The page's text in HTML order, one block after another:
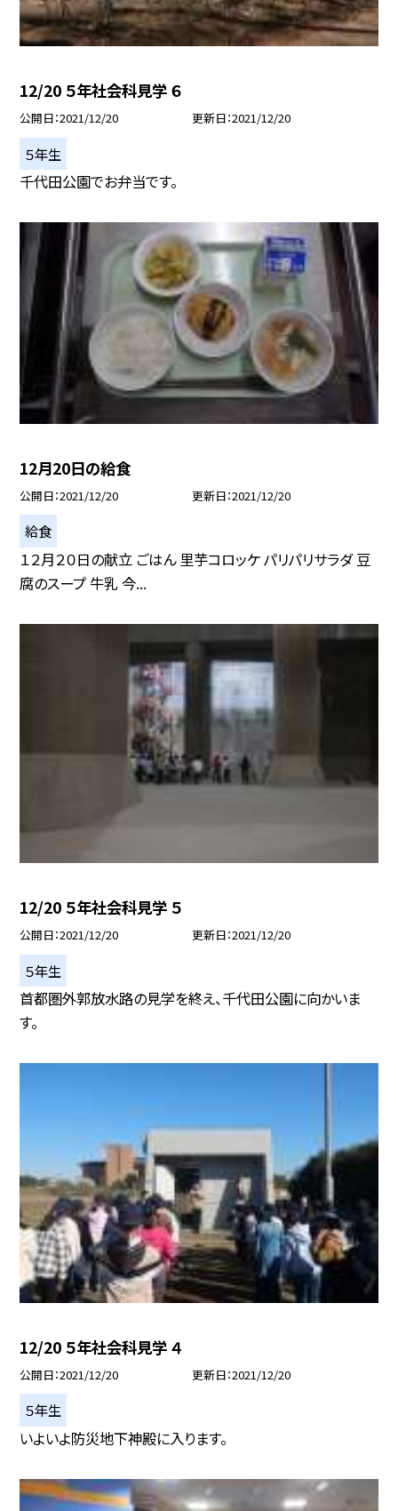
12/20 ５年社会科見学 ６
公開日 2021/12/20 更新日 2021/12/20
５年生
千代田公園でお弁当です。
12月20日の給食
公開日 2021/12/20 更新日 2021/12/20
給食
１２月２０日の献立 ごはん 里芋コロッケ パリパリサラダ 豆
腐のスープ 牛乳 今...
12/20 ５年社会科見学 ５
公開日 2021/12/20 更新日 2021/12/20
５年生
首都圏外郭放水路の見学を終え、千代田公園に向かいま
す。
12/20 ５年社会科見学 ４
公開日 2021/12/20 更新日 2021/12/20
５年生
いよいよ防災地下神殿に入ります。